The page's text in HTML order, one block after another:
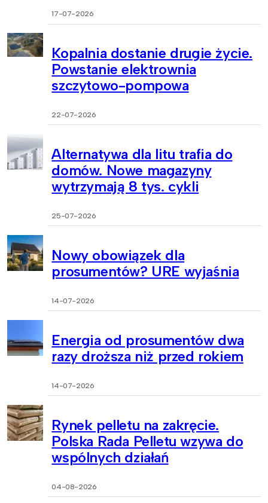
17-07-2026
Kopalnia dostanie drugie życie.
Powstanie elektrownia
szczytowo-pompowa
22-07-2026
Alternatywa dla litu trafia do
domów. Nowe magazyny
wytrzymają 8 tys. cykli
25-07-2026
Nowy obowiązek dla
prosumentów? URE wyjaśnia
14-07-2026
Energia od prosumentów dwa
razy droższa niż przed rokiem
14-07-2026
Rynek pelletu na zakręcie.
Polska Rada Pelletu wzywa do
wspólnych działań
04-08-2026